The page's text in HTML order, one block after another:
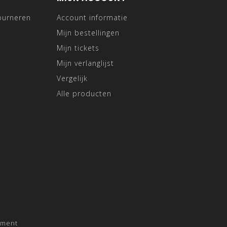
Account informatie
Mijn bestellingen
Mijn tickets
Mijn verlanglijst
Vergelijk
Alle producten